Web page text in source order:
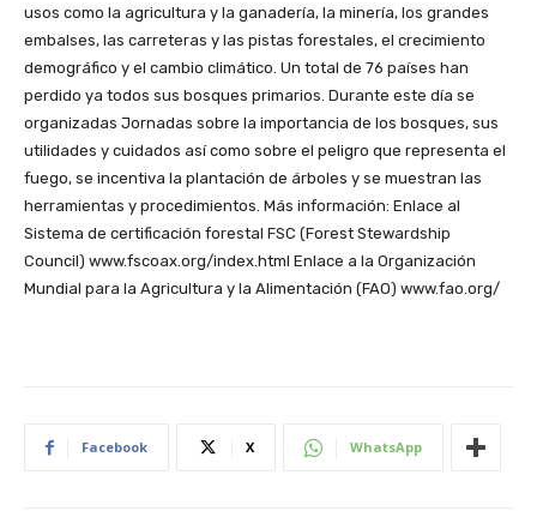
usos como la agricultura y la ganadería, la minería, los grandes
embalses, las carreteras y las pistas forestales, el crecimiento
demográfico y el cambio climático. Un total de 76 países han
perdido ya todos sus bosques primarios. Durante este día se
organizadas Jornadas sobre la importancia de los bosques, sus
utilidades y cuidados así como sobre el peligro que representa el
fuego, se incentiva la plantación de árboles y se muestran las
herramientas y procedimientos. Más información: Enlace al
Sistema de certificación forestal FSC (Forest Stewardship
Council) www.fscoax.org/index.html Enlace a la Organización
Mundial para la Agricultura y la Alimentación (FAO) www.fao.org/
Facebook X WhatsApp